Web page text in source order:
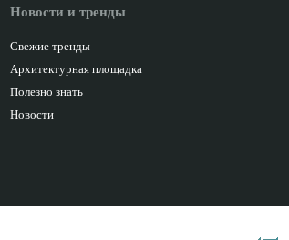
Новости и тренды
Свежие тренды
Архитектурная площадка
Полезно знать
Новости